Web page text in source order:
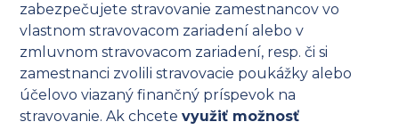
zabezpečujete stravovanie zamestnancov vo
vlastnom stravovacom zariadení alebo v
zmluvnom stravovacom zariadení, resp. či si
zamestnanci zvolili stravovacie poukážky alebo
účelovo viazaný finančný príspevok na
stravovanie. Ak chcetevyužiť možnosť